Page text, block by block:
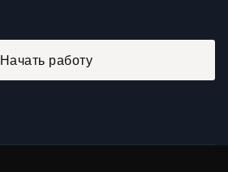
Начать работу